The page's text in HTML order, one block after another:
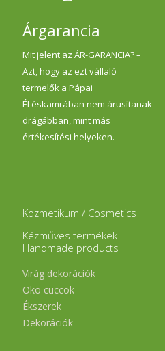
Árgarancia
Mit jelent az ÁR-GARANCIA? –
Azt, hogy az ezt vállaló
termelők a Pápai
ÉLéskamrában nem árusítanak
drágábban, mint más
értékesítési helyeken.
Kozmetikum / Cosmetics
Kézműves termékek -
Handmade products
Virág dekorációk
Öko cuccok
Ékszerek
Dekorációk